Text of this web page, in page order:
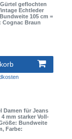
geflochten
Echtleder
105 cm =
Cognac Braun
Damen für Jeans
mm starker Voll-
Bundweite
, Farbe: